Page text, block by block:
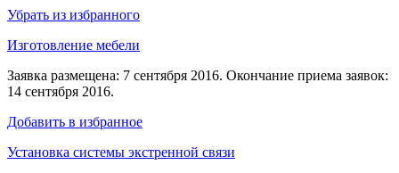
Убрать из избранного
Изготовление мебели
Заявка размещена: 7 сентября 2016. Окончание приема заявок:
14 сентября 2016.
Добавить в избранное
Установка системы экстренной связи